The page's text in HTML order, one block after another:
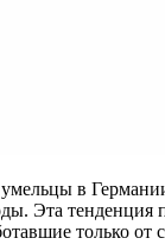
в
Эта
только от